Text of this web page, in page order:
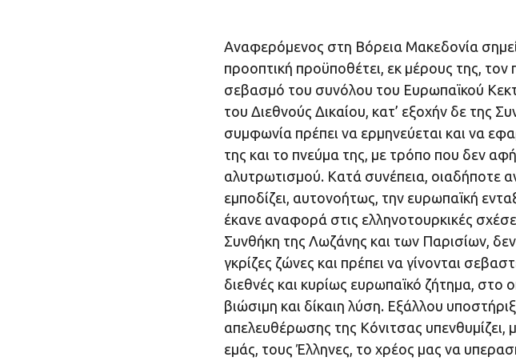
Αναφερόμενος στη Βόρεια Μακεδονία
προοπτική προϋποθέτει, εκ μέρους της, τον
σεβασμό του συνόλου του Ευρωπαϊκού
του Διεθνούς Δικαίου, κατ’ εξοχήν δε της
συμφωνία πρέπει να ερμηνεύεται και να
της και το πνεύμα της, με τρόπο που δεν
αλυτρωτισμού. Κατά συνέπεια, οιαδήποτε
εμποδίζει, αυτονοήτως, την ευρωπαϊκή
έκανε αναφορά στις ελληνοτουρκικές
Συνθήκη της Λωζάνης και των Παρισίων,
γκρίζες ζώνες και πρέπει να γίνονται
διεθνές και κυρίως ευρωπαϊκό ζήτημα, στο
βιώσιμη και δίκαιη λύση. Εξάλλου
απελευθέρωσης της Κόνιτσας υπενθυμίζει,
εμάς, τους Έλληνες, το χρέος μας να